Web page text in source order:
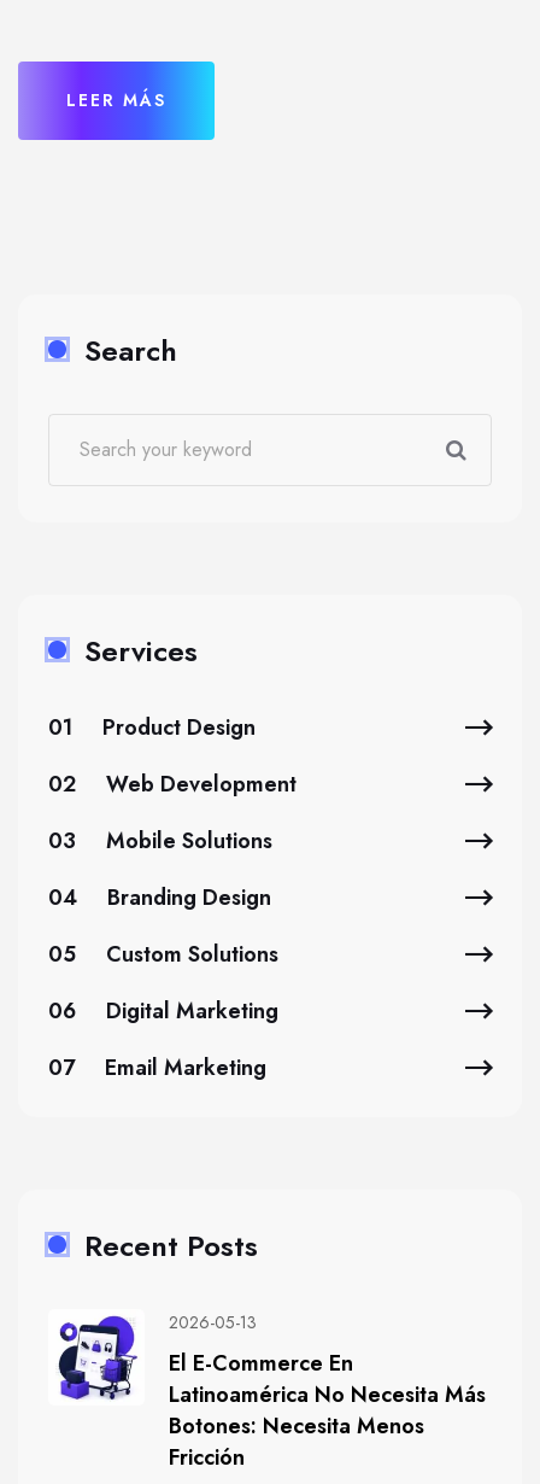
LEER MÁS
Search
Services
01
Product Design
02
Web Development
03
Mobile Solutions
04
Branding Design
05
Custom Solutions
06
Digital Marketing
07
Email Marketing
Recent Posts
2026-05-13
El E-Commerce En
Latinoamérica No Necesita Más
Botones: Necesita Menos
Fricción